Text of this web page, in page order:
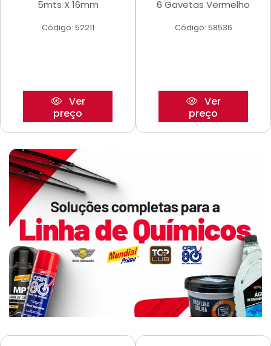
5mts X 16mm
Código: 52211
Ver
preço
6 Gavetas Vermelho
Código: 58536
Ver
preço